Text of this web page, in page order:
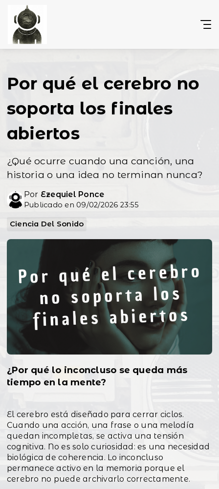
Por qué el cerebro no
soporta los finales
abiertos
¿Qué ocurre cuando una canción, una
historia o una idea no terminan nunca?
Por Ezequiel Ponce
Publicado en 09/02/2026 23:55
Ciencia Del Sonido
¿Por qué lo inconcluso se queda más
tiempo en la mente?
El cerebro está diseñado para cerrar ciclos.
Cuando una acción, una frase o una melodía
quedan incompletas, se activa una tensión
cognitiva. No es solo curiosidad: es una necesidad
biológica de coherencia. Lo inconcluso
permanece activo en la memoria porque el
cerebro no puede archivarlo correctamente.